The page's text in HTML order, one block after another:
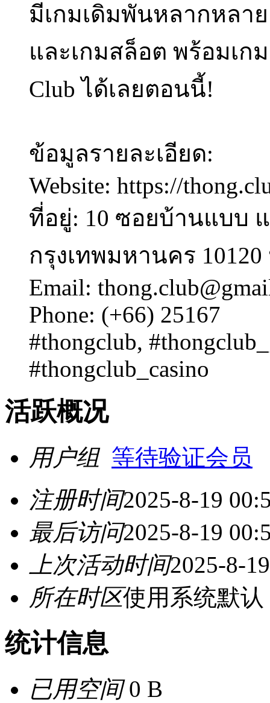
มีเกมเดิมพันหลากหลา
และเกมสล็อต พร้อมเก
Club ได้เลยตอนนี้!
ข้อมูลรายละเอียด:
Website: https://
ที่อยู่: 10 ซอยบ้านแบบ
กรุงเทพมหานคร
Email:
Phone: (+66) 25167
#thongclub,
#thongclub_casino
活跃概况
用户组 等待验证会员
注册时间2025-8-19
最后访问2025-8-19
上次活动时间2025-8-
所在时区使用系统默认
统计信息
已用空间0 B